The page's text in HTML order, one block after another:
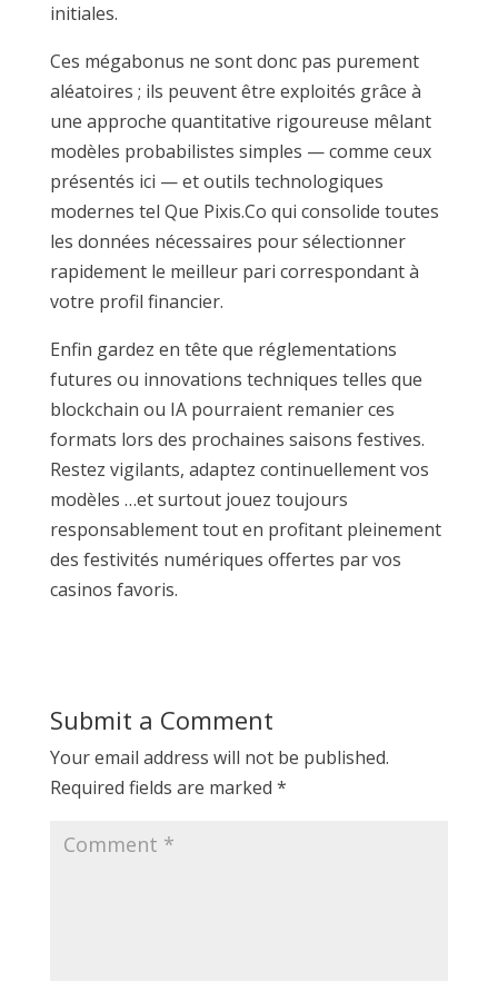
initiales.
Ces méga­bonus ne sont donc pas purement
aléatoires ; ils peuvent être exploités grâce à
une approche quantitative rigoureuse mêlant
modèles probabilistes simples — comme ceux
présentés ici — et outils technologiques
modernes tel Que Pixis.Co qui consolide toutes
les données nécessaires pour sélectionner
rapidement le meilleur pari correspondant à
votre profil financier.
Enfin gardez en tête que réglementations
futures ou innovations techniques telles que
blockchain ou IA pourraient remanier ces
formats lors des prochaines saisons festives.
Restez vigilants, adaptez continuellement vos
modèles …et surtout jouez toujours
responsablement tout en profitant pleinement
des festivités numériques offertes par vos
casinos favoris.​
Submit a Comment
Your email address will not be published.
Required fields are marked *